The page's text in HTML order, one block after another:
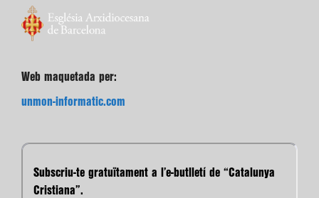
Web maquetada per:
unmon-informatic.com
Subscriu-te gratuïtament a l’e-butlletí de “Catalunya
Cristiana”.